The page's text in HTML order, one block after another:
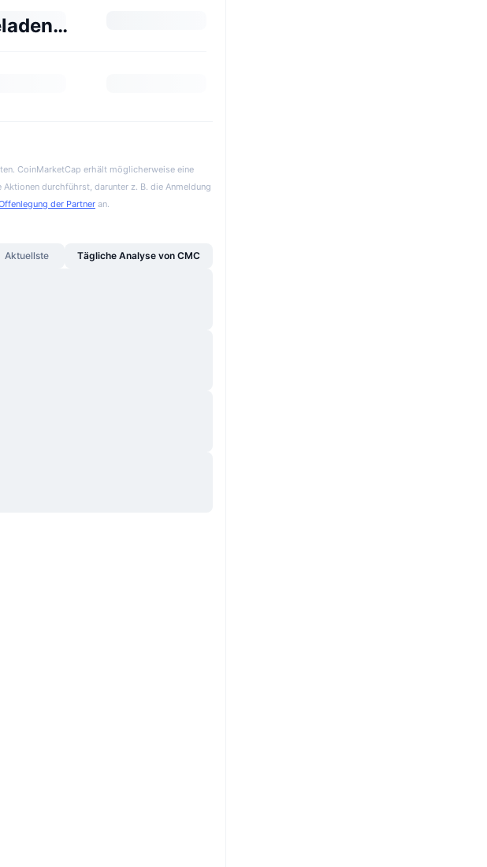
CoinMarketCap erhält möglicherweise eine
durchführst, darunter z. B. die Anmeldung
der Partner an.
Aktuellste Tägliche Analyse von CMC